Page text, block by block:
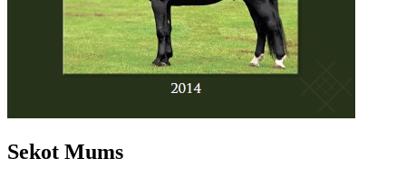
Sekot Mums